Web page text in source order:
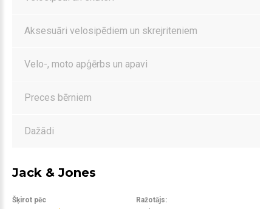
Aksesuāri velosipēdiem un skrejriteniem
Velo-, moto apģērbs un apavi
Preces bērniem
Dažādi
Jack & Jones
Šķirot pēc
Ražotājs: